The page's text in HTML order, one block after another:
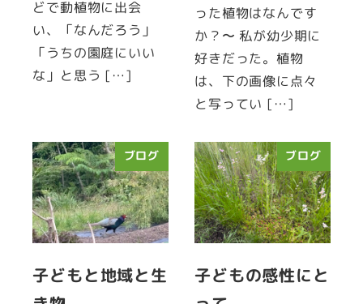
どで動植物に出会
い、「なんだろう」
「うちの園庭にいい
な」と思う […]
った植物はなんです
か？〜 私が幼少期に
好きだった。植物
は、下の画像に点々
と写ってい […]
ブログ
子どもと地域と生
ブログ
子どもの感性にと